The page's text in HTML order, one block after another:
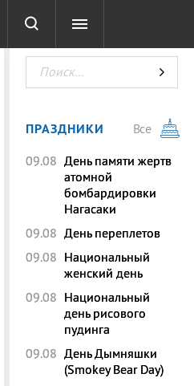
ТЕСТЫ
ПРАЗДНИКИ
Все
09.08 День памяти жертв
атомной
бомбардировки
Нагасаки
09.08 День переплетов
09.08 Национальный
женский день
09.08 Национальный
день рисового
пудинга
09.08 День Дымняшки
(Smokey Bear Day)